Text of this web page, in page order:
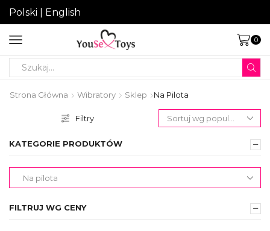
Polski English
0
Strona Główna Wibratory Sklep Na Pilota
Filtry
KATEGORIE PRODUKTÓW
FILTRUJ WG CENY